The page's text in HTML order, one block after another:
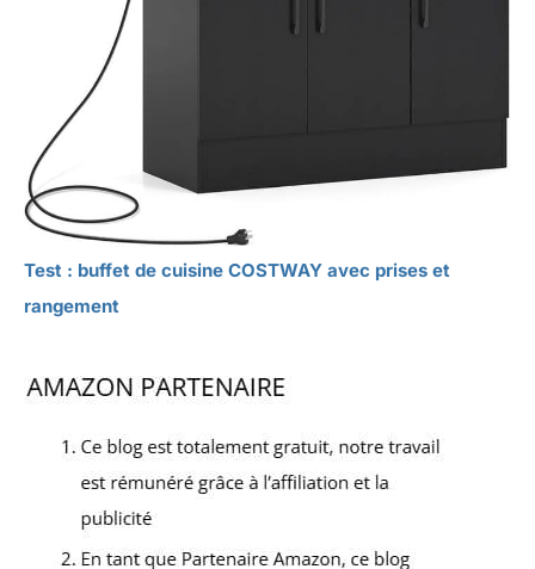
Test : buffet de cuisine COSTWAY avec prises et
rangement